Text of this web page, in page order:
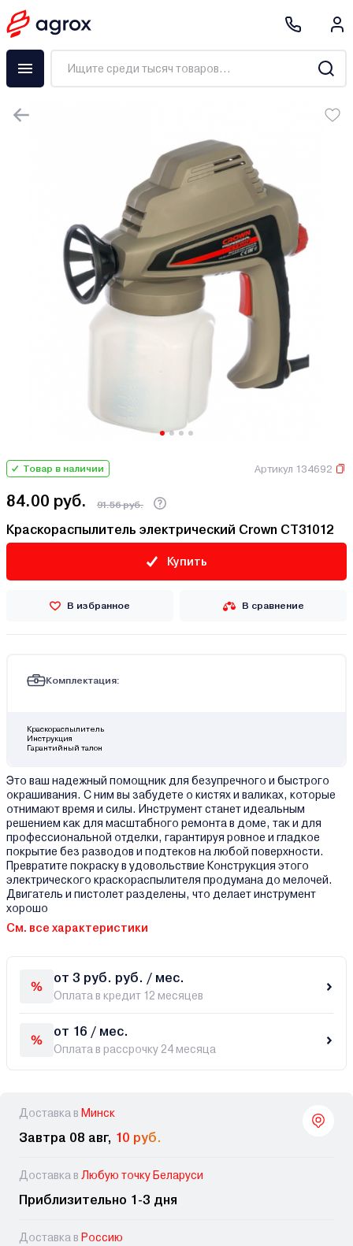
Товар в наличии Артикул 134692
84.00 руб. 91.56 руб.
Краскораспылитель электрический Crown CT31012
Купить
В избранное В сравнение
Комплектация:
Краскораспылитель
Инструкция
Гарантийный талон
Это ваш надежный помощник для безупречного и быстрого
окрашивания. С ним вы забудете о кистях и валиках, которые
отнимают время и силы. Инструмент станет идеальным
решением как для масштабного ремонта в доме, так и для
профессиональной отделки, гарантируя ровное и гладкое
покрытие без разводов и подтеков на любой поверхности.
Превратите покраску в удовольствие Конструкция этого
электрического краскораспылителя продумана до мелочей.
Двигатель и пистолет разделены, что делает инструмент
хорошо
См. все характеристики
от 3 руб. руб. / мес.
Оплата в кредит 12 месяцев
от 16 / мес.
Оплата в рассрочку 24 месяца
Доставка в Минск
Завтра 08 авг, 10 руб.
Доставка в Любую точку Беларуси
Приблизительно 1-3 дня
Доставка в Россию